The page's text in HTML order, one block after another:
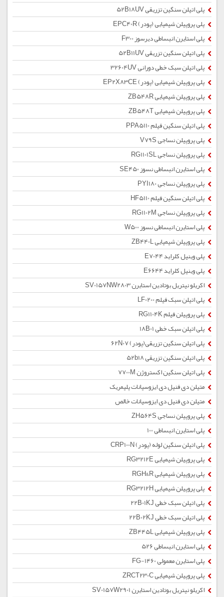
پلی اتیلن سنگین تزریقی 52B18UV
پلی پروپیلن شیمیایی (پودر) EPC40R
پلی استایرن انبساطی دیرسوز F300
پلی اتیلن سنگین تزریقی 52B11UV
پلی اتیلن سبک خطی دورانی 32604UV
پلی پروپیلن شیمیایی (پودر) EP2X83CE
پلی پروپیلن شیمیایی ZB548R
پلی پروپیلن شیمیایی ZB548T
پلی اتیلن سنگین فیلم PPA5110
پلی پروپیلن نساجی V79S
پلی پروپیلن نساجی RG1101SL
پلی استایرن انبساطی نسوز SE450
پلی پروپیلن نساجی PYI180
پلی اتیلن سنگین فیلم HF5110
پلی پروپیلن نساجی RG1102M
پلی استایرن انبساطی نسوز W500
پلی پروپیلن شیمیایی ZB440L
پلی وینیل کلراید E7044
پلی وینیل کلراید E6644
اکریلو نیتریل بوتادین استایرن SV0157NW2803
پلی اتیلن سبک فیلم LF0200
پلی پروپیلن فیلم RG1104K
پلی اتیلن سبک خطی 18B01
پلی اتیلن سنگین تزریقی(پودر) 62N07
پلی اتیلن سنگین تزریقی 52b18
پلی اتیلن سنگین اکستروژن 7700M
متیلن دی فنیل دی ایزوسیانات پلیمریک
متیلن دی فنیل دی ایزوسیانات خالص
پلی پروپیلن نساجی ZH564S
پلی استایرن انبساطی 100
پلی اتیلن سنگین لوله (پودر) CRP100N
پلی پروپیلن شیمیایی RG3212E
پلی پروپیلن شیمیایی RGH&R
پلی پروپیلن شیمیایی RG3212H
پلی اتیلن سبک خطی 22B01KJ
پلی اتیلن سبک خطی 22B02KJ
پلی پروپیلن شیمیایی ZB445L
پلی استایرن انبساطی 526
پلی استایرن معمولی 1460-FG
پلی پروپیلن شیمیایی ZRCT230C
اکریلو نیتریل بوتادین استایرن SV0157W2901